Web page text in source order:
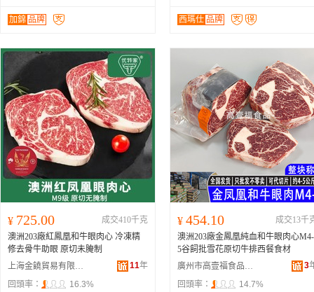
加錦 品牌 西瑪仕 品牌
¥ 725.00
成交410千克
澳洲203廠紅鳳凰和牛眼肉心 冷凍精
修去骨牛助眼 原切未腌制
上海金饒貿易有限公司
11年
回頭率：
16.3%
¥ 454.10
成交13千
澳洲203廠金鳳凰純血和牛眼肉心M4-
5谷飼批雪花原切牛排西餐食材
廣州市高壹福食品有限公司
3
回頭率：
14.7%